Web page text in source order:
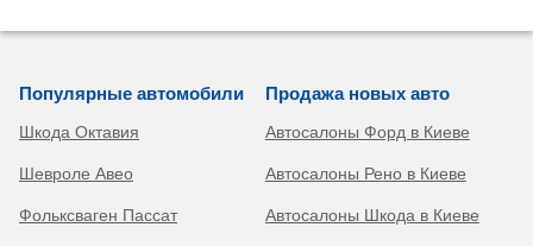
Популярные автомобили
Шкода Октавия
Шевроле Авео
Фольксваген Пассат
Продажа новых авто
Автосалоны Форд в Киеве
Автосалоны Рено в Киеве
Автосалоны Шкода в Киеве